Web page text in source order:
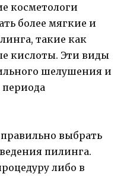
косметологи
более мягкие и
такие как
кислоты. Эти виды
шелушения и
выбрать
пилинга.
либо в